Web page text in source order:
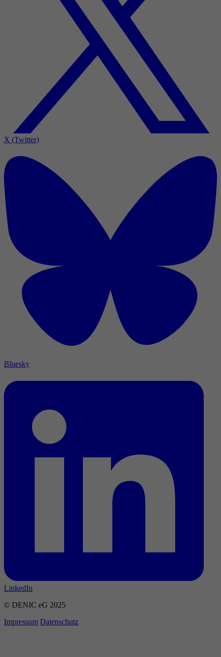
X (Twitter)
Bluesky
LinkedIn
© DENIC eG 2025
Impressum Datenschutz